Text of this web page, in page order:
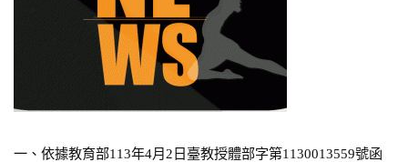
一、依據教育部113年4月2日臺教授體部字第1130013559號函